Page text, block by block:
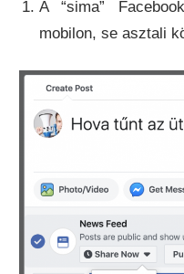
A “sima”
mobilon, se asztali